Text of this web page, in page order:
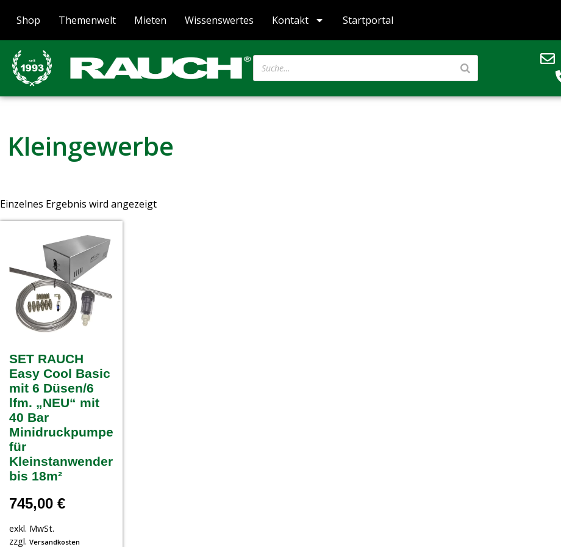
Shop Themenwelt Mieten Wissenswertes Kontakt Startportal
Kleingewerbe
Einzelnes Ergebnis wird angezeigt
SET RAUCH
Easy Cool Basic
mit 6 Düsen/6
lfm. „NEU“ mit
40 Bar
Minidruckpumpe
für
Kleinstanwender
bis 18m²
745,00 €
exkl. MwSt.
zzgl. Versandkosten